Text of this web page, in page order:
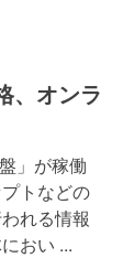
、オンラ
」が稼働
トなどの
れる情報
おい ...